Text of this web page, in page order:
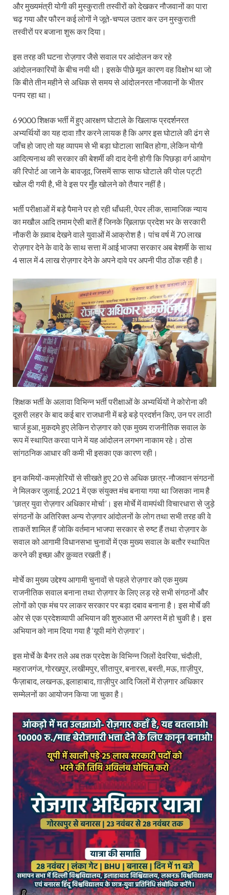
और मुख्यमंत्री योगी की मुस्कुराती तस्वीरों को देखकर नौजवानों का पारा
चढ़ गया और फौरन कई लोगों ने जूते-चप्पल उतार कर उन मुस्कुराती
तस्वीरों पर बजाना शुरू कर दिया।
इस तरह की घटना रोज़गार जैसे सवाल पर आंदोलन कर रहे
आंदोलनकारियों के बीच नयी थी। इसके पीछे मूल कारण वह विक्षोभ था जो
कि बीते तीन महीने से अधिक से समय से आंदोलनरत नौजवानों के भीतर
पनप रहा था।
69000 शिक्षक भर्ती में हुए आरक्षण घोटाले के खिलाफ प्रदर्शनरत
अभ्यर्थियों का यह दावा ग़ौर करने लायक है कि अगर इस घोटाले की ढंग से
जाँच हो जाए तो यह व्यापम से भी बड़ा घोटाला साबित होगा, लेकिन योगी
आदित्यनाथ की सरकार की बेशर्मी की दाद देनी होगी कि पिछड़ा वर्ग आयोग
की रिपोर्ट आ जाने के बावजूद, जिसमें साफ साफ घोटाले की पोल पट्टी
खोल दी गयी है, भी वे इस पर मुँह खोलने को तैयार नहीं है।
भर्ती परीक्षाओं में बड़े पैमाने पर हो रही धाँधली, पेपर लीक, सामाजिक न्याय
का मखौल आदि तमाम ऐसी बातें हैं जिनके ख़िलाफ़ प्रदेश भर के सरकारी
नौकरी के ख़्वाब देखने वाले युवाओं में आक्रोश है। पांच वर्ष में 70 लाख
रोज़गार देने के वादे के साथ सत्ता में आई भाजपा सरकार अब बेशर्मी के साथ
4 साल में 4 लाख रोज़गार देने के अपने दावे पर अपनी पीठ ठोंक रही है।
शिक्षक भर्ती के अलावा विभिन्न भर्ती परीक्षाओं के अभ्यर्थियों ने कोरोना की
दूसरी लहर के बाद कई बार राजधानी में बड़े बड़े प्रदर्शन किए, उन पर लाठी
चार्ज हुआ, मुकदमे हुए लेकिन रोज़गार को एक मुख्य राजनीतिक सवाल के
रूप में स्थापित करवा पाने में यह आंदोलन लगभग नाकाम रहे। ठोस
सांगठनिक आधार की कमी भी इसका एक कारण रही।
इन कमियों-कमज़ोरियों से सीखते हुए 20 से अधिक छात्र-नौजवान संगठनों
ने मिलकर जुलाई, 2021 में एक संयुक्त मंच बनाया गया था जिसका नाम है
‘छात्र युवा रोज़गार अधिकार मोर्चा’। इस मोर्चे में वामपंथी विचारधारा से जुड़े
संगठनों के अतिरिक्त अन्य रोज़गार आंदोलनों के लोग तथा सभी तरह की वे
ताकतें शामिल हैं जोकि वर्तमान भाजपा सरकार से रुष्ट हैं तथा रोज़गार के
सवाल को आगामी विधानसभा चुनावों में एक मुख्य सवाल के बतौर स्थापित
करने की इच्छा और क़ुव्वत रखती हैं।
मोर्चे का मुख्य उद्देश्य आगामी चुनावों से पहले रोज़गार को एक मुख्य
राजनीतिक सवाल बनाना तथा रोज़गार के लिए लड़ रहे सभी संगठनों और
लोगों को एक मंच पर लाकर सरकार पर बड़ा दबाव बनाना है। इस मोर्चे की
ओर से एक प्रदेशव्यापी अभियान की शुरुआत भी अगस्त में हो चुकी है। इस
अभियान को नाम दिया गया है ‘यूपी मांगे रोज़गार’।
इस मोर्चे के बैनर तले अब तक प्रदेश के विभिन्न जिलों देवरिया, चंदौली,
महराजगंज, गोरखपुर, लखीमपुर, सीतापुर, बनारस, बस्ती, मऊ, ग़ाज़ीपुर,
फैज़ाबाद, लखनऊ, इलाहाबाद, ग़ाज़ीपुर आदि जिलों में रोज़गार अधिकार
सम्मेलनों का आयोजन किया जा चुका है।